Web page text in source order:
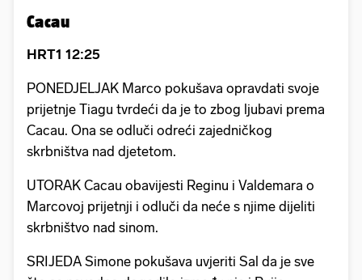
Cacau
HRT1 12:25
PONEDJELJAK Marco pokušava opravdati svoje
prijetnje Tiagu tvrdeći da je to zbog ljubavi prema
Cacau. Ona se odluči odreći zajedničkog
skrbništva nad djetetom.
UTORAK Cacau obavijesti Reginu i Valdemara o
Marcovoj prijetnji i odluči da neće s njime dijeliti
skrbništvo nad sinom.
SRIJEDA Simone pokušava uvjeriti Sal da je sve